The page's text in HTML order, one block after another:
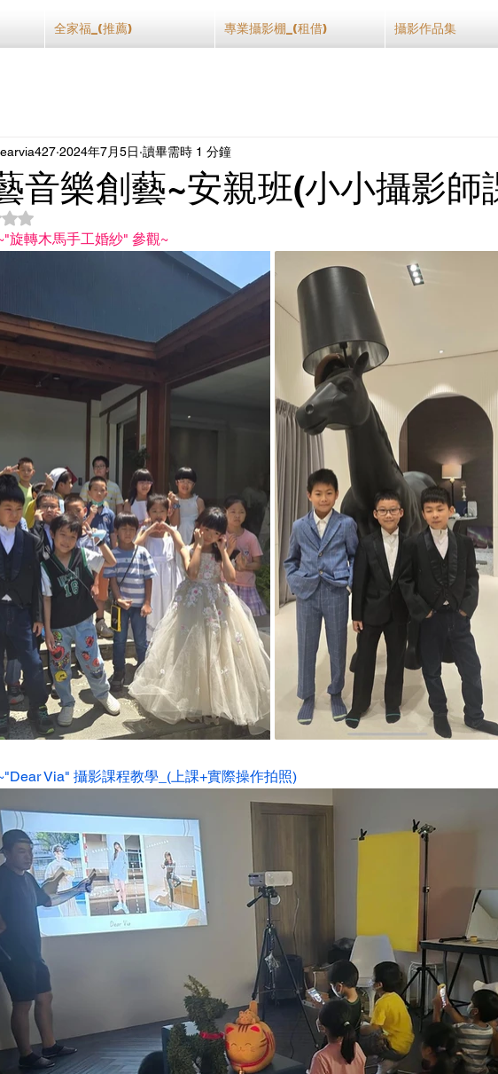
全家福_(推薦) 專業攝影棚_(租借) 攝影作品集
音樂創藝~安親班(小小攝影師
2024年7月5日 讀畢需時 1 分鐘
等為 NaN（最高為 5 顆星）。
旋轉木馬手工婚紗" 參觀~
Via" 攝影課程教學_(上課+實際操作拍照)